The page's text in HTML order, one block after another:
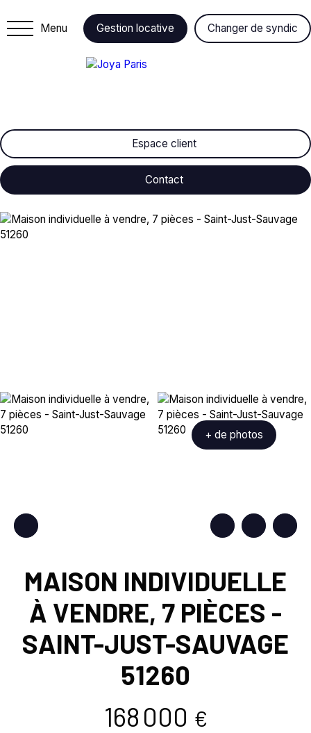
Menu Gestion locative Changer de syndic
Espace client
Contact
+ de photos
MAISON INDIVIDUELLE
À VENDRE, 7 PIÈCES -
SAINT-JUST-SAUVAGE
51260
168 000 €